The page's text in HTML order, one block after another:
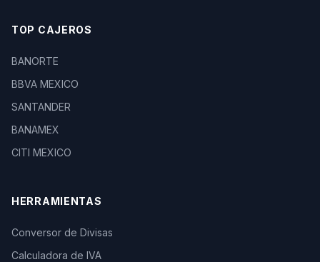
TOP CAJEROS
BANORTE
BBVA MEXICO
SANTANDER
BANAMEX
CITI MEXICO
HERRAMIENTAS
Conversor de Divisas
Calculadora de IVA